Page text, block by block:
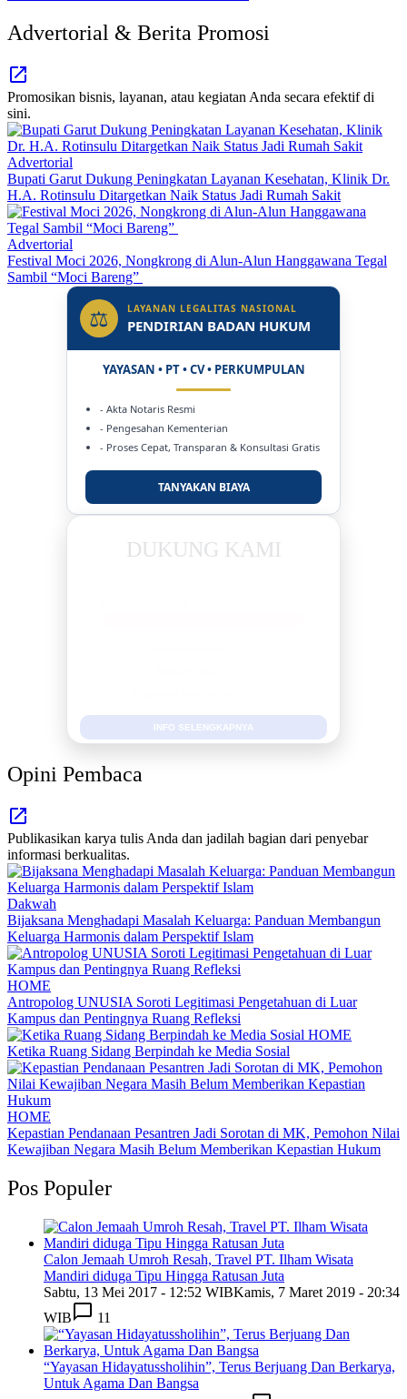
Advertorial & Berita Promosi
Promosikan bisnis, layanan, atau kegiatan Anda secara efektif di
sini.
Advertorial
Bupati Garut Dukung Peningkatan Layanan Kesehatan, Klinik Dr.
H.A. Rotinsulu Ditargetkan Naik Status Jadi Rumah Sakit
Advertorial
Festival Moci 2026, Nongkrong di Alun-Alun Hanggawana Tegal
Sambil “Moci Bareng”
⚖ LAYANAN LEGALITAS NASIONAL
PENDIRIAN BADAN HUKUM
YAYASAN • PT • CV • PERKUMPULAN
- Akta Notaris Resmi
- Pengesahan Kementerian
- Proses Cepat, Transparan & Konsultasi Gratis
TANYAKAN BIAYA
DUKUNG KAMI
INFO SELENGKAPNYA
Opini Pembaca
Publikasikan karya tulis Anda dan jadilah bagian dari penyebar
informasi berkualitas.
Dakwah
Bijaksana Menghadapi Masalah Keluarga: Panduan Membangun
Keluarga Harmonis dalam Perspektif Islam
HOME
Antropolog UNUSIA Soroti Legitimasi Pengetahuan di Luar
Kampus dan Pentingnya Ruang Refleksi
HOME
Ketika Ruang Sidang Berpindah ke Media Sosial
HOME
Kepastian Pendanaan Pesantren Jadi Sorotan di MK, Pemohon Nilai
Kewajiban Negara Masih Belum Memberikan Kepastian Hukum
Pos Populer
Calon Jemaah Umroh Resah, Travel PT. Ilham Wisata
Mandiri diduga Tipu Hingga Ratusan Juta
Sabtu, 13 Mei 2017 - 12:52 WIBKamis, 7 Maret 2019 - 20:34
WIB
11
“Yayasan Hidayatussholihin”, Terus Berjuang Dan Berkarya,
Untuk Agama Dan Bangsa